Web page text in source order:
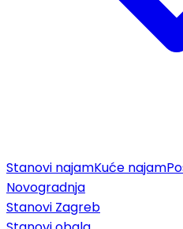
Stanovi najamKuće najam
Novogradnja
Stanovi Zagreb